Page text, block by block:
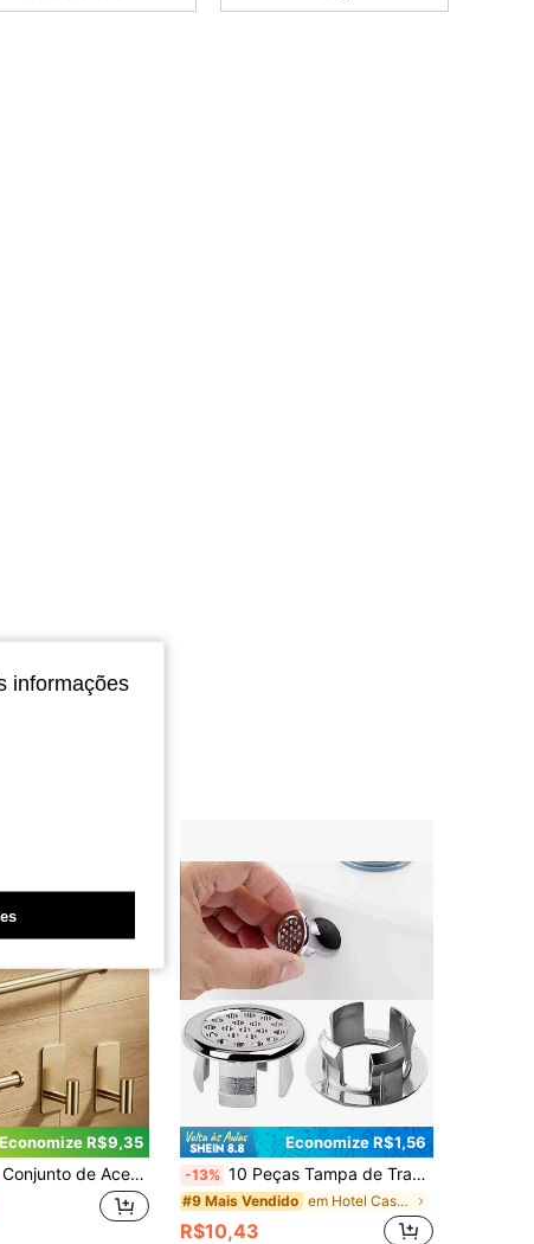
Economize R$9,35
Conjunto de Acessórios de Armazenamento para Banheiro com Instalação Sem Furos, Barra de Toalha em Aço Inoxidável Preto, Porta-Papel Higiênico e Gancho para Casaco, 1 Conjunto com 4/5 Peças
Economize R$1,56
-13% 10 Peças Tampa de Transbordamento de Pia de Aço Inoxidável, Tampa de Dreno Decorativa de Pia com Botão, Tampão de Transbordamento de Pia à Prova de Vazamentos e Fácil de Instalar para Banheiro e Cozinha, Acessórios Modernos de Pia, Acessórios de Banheiro, Ferramentas de Banheiro
#9 Mais Vendido em Hotel Casa de Família Filtros de drenagem
R$10,43
informações